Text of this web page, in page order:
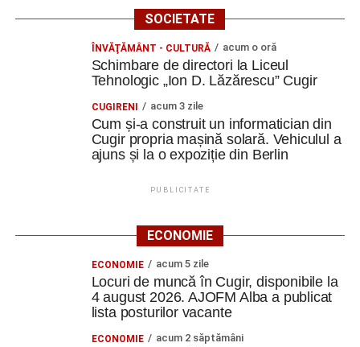
SOCIETATE
ÎNVĂŢĂMÂNT - CULTURĂ acum o oră
Schimbare de directori la Liceul
Tehnologic „Ion D. Lăzărescu” Cugir
CUGIRENI acum 3 zile
Cum și-a construit un informatician din
Cugir propria mașină solară. Vehiculul a
ajuns și la o expoziție din Berlin
PUBLICITATE
ECONOMIE
ECONOMIE acum 5 zile
Locuri de muncă în Cugir, disponibile la
4 august 2026. AJOFM Alba a publicat
lista posturilor vacante
ECONOMIE acum 2 săptămâni